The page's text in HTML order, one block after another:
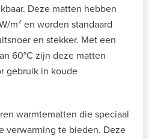
Deze matten hebben
m² en worden standaard
en stekker. Met een
60°C zijn deze matten
gebruik in koude
warmtematten die speciaal
verwarming te bieden. Deze